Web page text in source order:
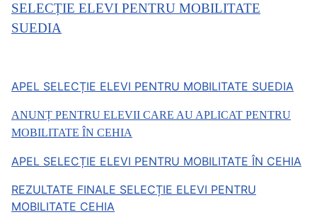
SELECȚIE ELEVI PENTRU MOBILITATE
SUEDIA
APEL SELECȚIE ELEVI PENTRU MOBILITATE SUEDIA
ANUNȚ PENTRU ELEVII CARE AU APLICAT PENTRU
MOBILITATE ÎN CEHIA
APEL SELECȚIE ELEVI PENTRU MOBILITATE ÎN CEHIA
REZULTATE FINALE SELECȚIE ELEVI PENTRU
MOBILITATE CEHIA